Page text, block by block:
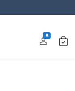
www.kury.de